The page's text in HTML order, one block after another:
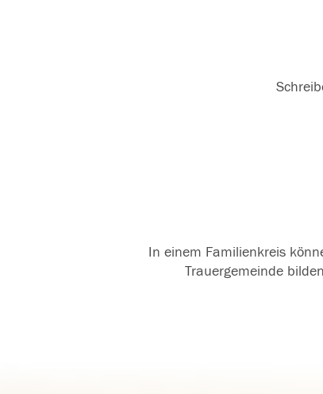
In einem Familienkreis
Trauergemeinde